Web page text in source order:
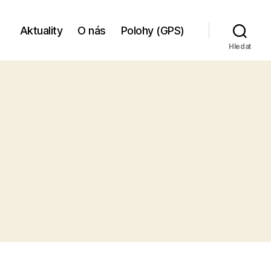
Aktuality O nás Polohy (GPS)
Hledat